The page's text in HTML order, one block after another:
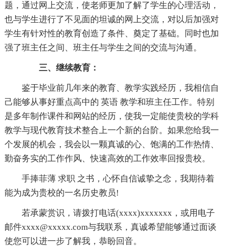
题，通过网上交流，使老师更加了解了学生的心理活动，
也与学生进行了不见面的坦诚的网上交流，对以后加强对
学生有针对性的教育创造了条件、奠定了基础。同时也加
强了班主任之间、班主任与学生之间的交流与沟通。
三、继续教育：
鉴于毕业前几年来的教育、教学实践经历，我相信自
己能够从事好重点高中的 英语 教学和班主任工作。特别
是多年制作课件和网站的经历，使我一定能使贵校的学科
教学与现代教育技术整合上一个新的台阶。如果您给我一
个发展的机会，我会以一颗真诚的心、饱满的工作热情、
勤奋务实的工作作风、快速高效的工作效率回报贵校。
手捧菲薄 求职 之书，心怀自信诚挚之念，我期待着
能为成为贵校的一名历史教员!
若承蒙赏识，请拨打电话(xxxx)xxxxxxx，或用电子
邮件xxxx@xxxxx.com与我联系，真诚希望能够通过面谈
使您可以进一步了解我，恭盼回音。